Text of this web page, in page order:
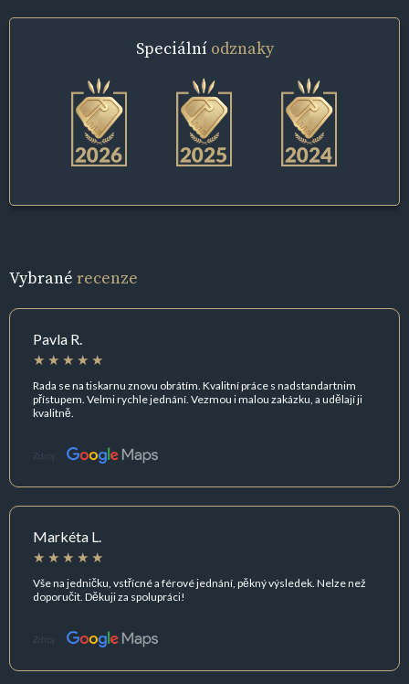
Speciální odznaky
Vybrané recenze
Pavla R.
Rada se na tiskarnu znovu obrátím. Kvalitní práce s nadstandartnim
přístupem. Velmi rychle jednání. Vezmou i malou zakázku, a udělají ji
kvalitně.
Zdroj:
Markéta L.
Vše na jedničku, vstřícné a férové jednání, pěkný výsledek. Nelze než
doporučit. Děkuji za spolupráci!
Zdroj: